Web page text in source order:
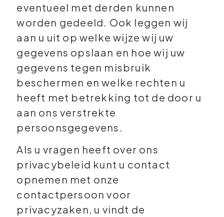
eventueel met derden kunnen
worden gedeeld. Ook leggen wij
aan u uit op welke wijze wij uw
gegevens opslaan en hoe wij uw
gegevens tegen misbruik
beschermen en welke rechten u
heeft met betrekking tot de door u
aan ons verstrekte
persoonsgegevens.
Als u vragen heeft over ons
privacybeleid kunt u contact
opnemen met onze
contactpersoon voor
privacyzaken, u vindt de